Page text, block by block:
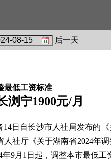
后一天
最低工资标准
浏宁1900元/月
日自长沙市人社局发布的《
社厅《关于湖南省2024年
9月1日起，调整本市最低工